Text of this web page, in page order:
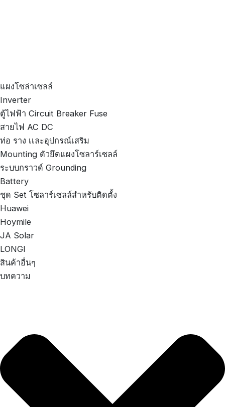
แผงโซล่าเซลล์
Inverter
ตู้ไฟฟ้า Circuit Breaker Fuse
สายไฟ AC DC
ท่อ ราง เเละอุปกรณ์เสริม
Mounting ตัวยึดแผงโซลาร์เซลล์
ระบบกราวด์ Grounding
Battery
ชุด Set โซลาร์เซลล์สำหรับติดตั้ง
Huawei
Hoymile
JA Solar
LONGI
สินค้าอื่นๆ
บทความ